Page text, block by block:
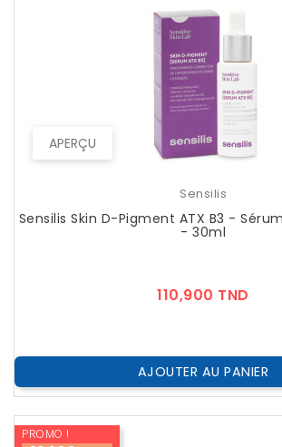
APERÇU
Sensilis
Sensilis Skin D-Pigment ATX B3 -
- 30ml
110,900 TND
AJOUTER AU PANIER
PROMO !